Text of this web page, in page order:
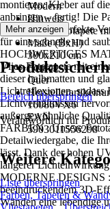
Modern
Hinweis
Vlies Fototapete
Maße (BxH)
300x210 cm
Format
Quer
16086VX6
EAN
5903011556298
montieren: Kleber auf
anbringen – fertig! Die
sorgt für eine perfekte
für eine schnelle und
HOCHWERTIGES
Vlies-Fototapete mit
dieser halbmatten und
Lichtreflexionen, sodass
Lichtverhältnissen
außergewöhnliche
FARBEN : Unsere
Detailwiedergabe, die
lässt. Dank der hohen
längerer
MODERNE DESIGNS
beeindruckendem 3D-
Wänden eine lebendige
Mehr anzeigen
Bereich überspringen
Verantwortlich für
Weitere
Liste überspringen
Farben, Tapeten &